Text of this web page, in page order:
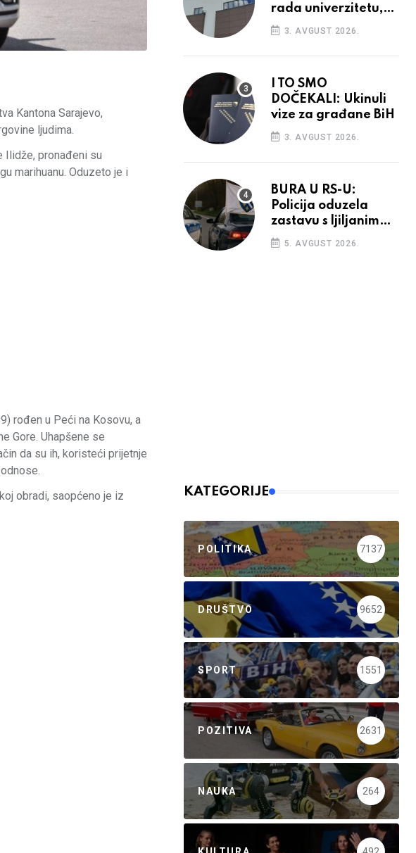
Kantona Sarajevo,
ljudima.
Ilidže, pronađeni su
marihuanu. Oduzeto je i
rođen u Peći na Kosovu, a
Gore. Uhapšene se
da su ih, koristeći prijetnje
obradi, saopćeno je iz
rada univerzitetu,
provedba sudskih
odluka
3. AVGUST 2026.
I TO SMO
DOČEKALI: Ukinuli
vize za građane BiH
3. AVGUST 2026.
BURA U RS-U:
Policija oduzela
zastavu s ljiljanima,
uručila prekršajni
nalog
5. AVGUST 2026.
KATEGORIJE
POLITIKA 7137
DRUŠTVO 9652
SPORT 1551
POZITIVA 2631
NAUKA 264